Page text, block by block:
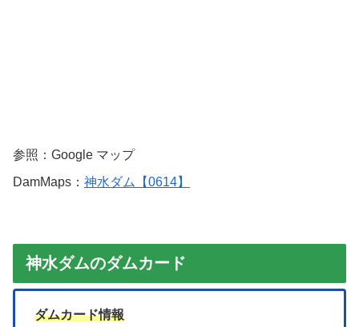
参照：Google マップ
DamMaps： 神水ダム【0614】
神水ダムのダムカード
ダムカード情報